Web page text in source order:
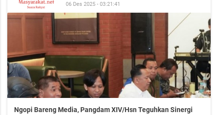
06 Des 2025 - 03:21:41
Ngopi Bareng Media, Pangdam XIV/Hsn Teguhkan Sinergi